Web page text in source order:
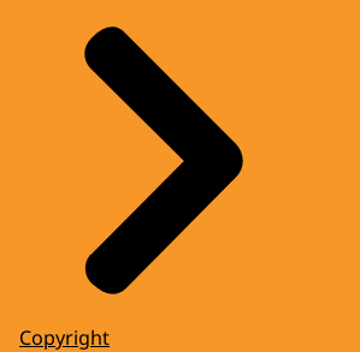
Copyright